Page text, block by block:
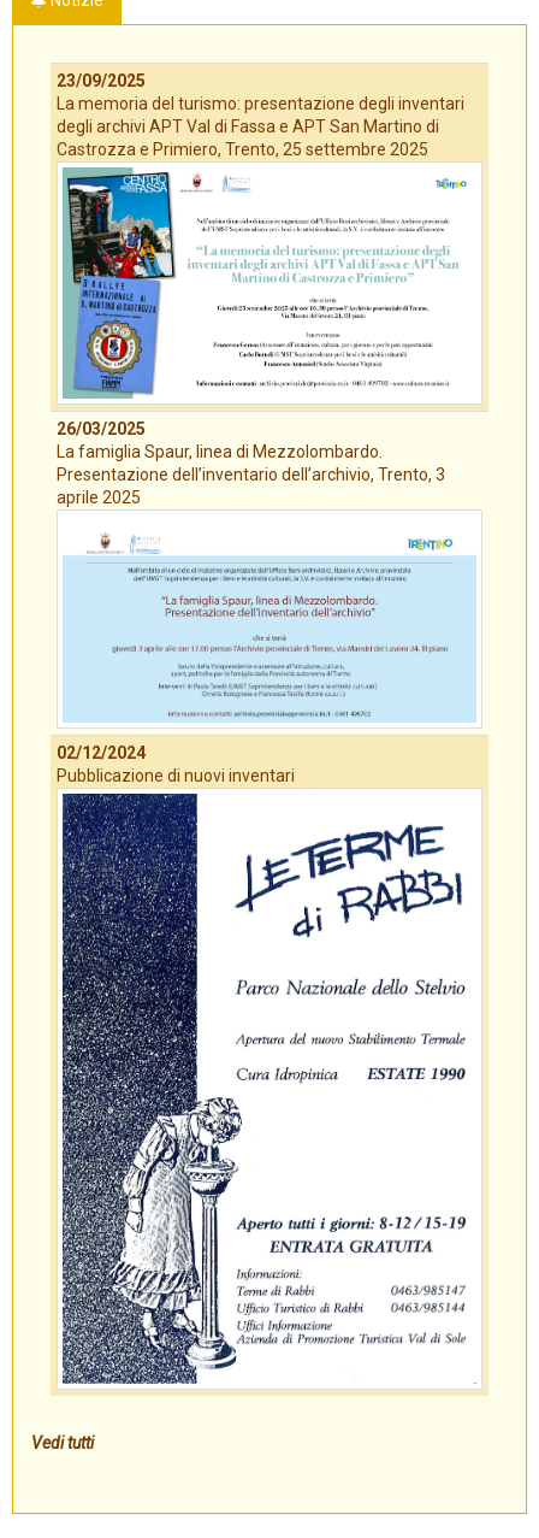
23/09/2025
La memoria del turismo: presentazione degli inventari
degli archivi APT Val di Fassa e APT San Martino di
Castrozza e Primiero, Trento, 25 settembre 2025
26/03/2025
La famiglia Spaur, linea di Mezzolombardo.
Presentazione dell’inventario dell’archivio, Trento, 3
aprile 2025
02/12/2024
Pubblicazione di nuovi inventari
Vedi tutti